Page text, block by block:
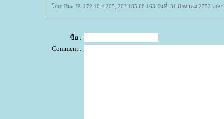
ดย: ภีมะ IP: 172.10.4.205, 203.185.68.163 วันที่: 31 สิงหาคม 2552 เวลา
ชื่อ :
Comment :